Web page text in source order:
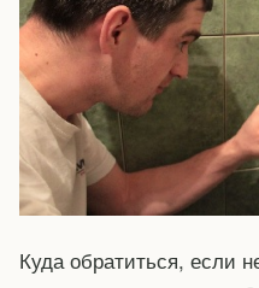
Куда обратиться, если